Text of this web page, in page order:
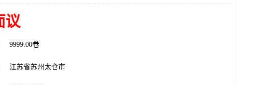
议
9999.00卷
江苏省苏州太仓市